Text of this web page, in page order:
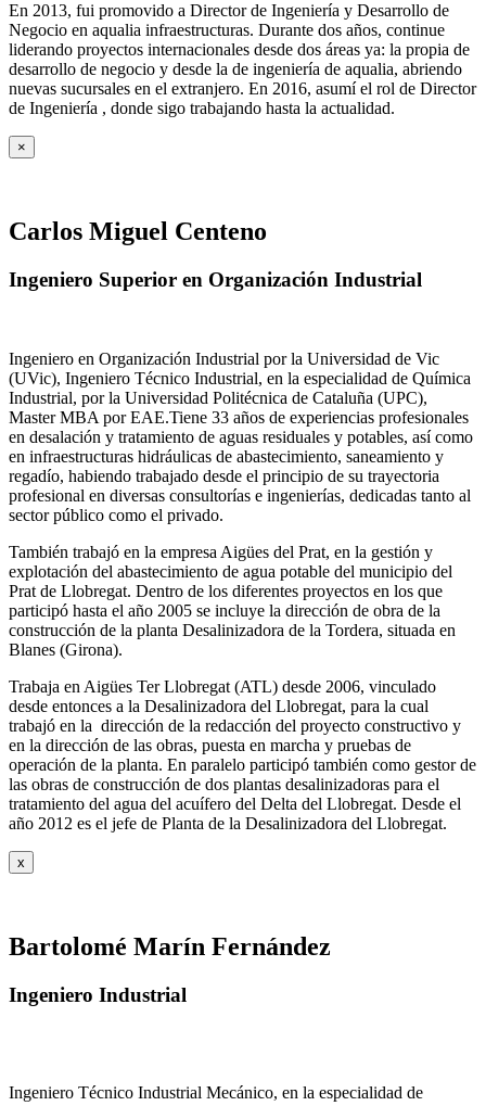
En 2013, fui promovido a Director de Ingeniería y Desarrollo de
Negocio en aqualia infraestructuras. Durante dos años, continue
liderando proyectos internacionales desde dos áreas ya: la propia de
desarrollo de negocio y desde la de ingeniería de aqualia, abriendo
nuevas sucursales en el extranjero. En 2016, asumí el rol de Director
de Ingeniería , donde sigo trabajando hasta la actualidad.
×
Carlos Miguel Centeno
Ingeniero Superior en Organización Industrial
Ingeniero en Organización Industrial por la Universidad de Vic
(UVic), Ingeniero Técnico Industrial, en la especialidad de Química
Industrial, por la Universidad Politécnica de Cataluña (UPC),
Master MBA por EAE.Tiene 33 años de experiencias profesionales
en desalación y tratamiento de aguas residuales y potables, así como
en infraestructuras hidráulicas de abastecimiento, saneamiento y
regadío, habiendo trabajado desde el principio de su trayectoria
profesional en diversas consultorías e ingenierías, dedicadas tanto al
sector público como el privado.
También trabajó en la empresa Aigües del Prat, en la gestión y
explotación del abastecimiento de agua potable del municipio del
Prat de Llobregat. Dentro de los diferentes proyectos en los que
participó hasta el año 2005 se incluye la dirección de obra de la
construcción de la planta Desalinizadora de la Tordera, situada en
Blanes (Girona).
Trabaja en Aigües Ter Llobregat (ATL) desde 2006, vinculado
desde entonces a la Desalinizadora del Llobregat, para la cual
trabajó en la dirección de la redacción del proyecto constructivo y
en la dirección de las obras, puesta en marcha y pruebas de
operación de la planta. En paralelo participó también como gestor de
las obras de construcción de dos plantas desalinizadoras para el
tratamiento del agua del acuífero del Delta del Llobregat. Desde el
año 2012 es el jefe de Planta de la Desalinizadora del Llobregat.
x
Bartolomé Marín Fernández
Ingeniero Industrial
Ingeniero Técnico Industrial Mecánico, en la especialidad de